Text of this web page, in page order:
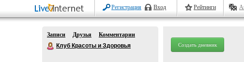
Регистрация Вход Рейтинги
Записи Друзья
Комментарии
Клуб Красоты и Здоровья
Создать дневник